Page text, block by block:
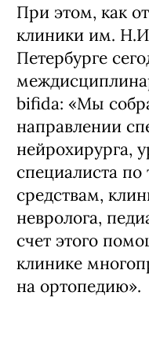
При этом, как
клиники им.
Петербурге
bifida: «Мы
направлении
нейрохирурга,
специалиста по
средствам,
невролога,
счет этого
клинике
на ортопедию».